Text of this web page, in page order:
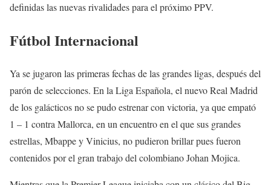
definidas las nuevas rivalidades para el próximo PPV.
Fútbol Internacional
Ya se jugaron las primeras fechas de las grandes ligas, después del
parón de selecciones. En la Liga Española, el nuevo Real Madrid
de los galácticos no se pudo estrenar con victoria, ya que empató
1 – 1 contra Mallorca, en un encuentro en el que sus grandes
estrellas, Mbappe y Vinicius, no pudieron brillar pues fueron
contenidos por el gran trabajo del colombiano Johan Mojica.